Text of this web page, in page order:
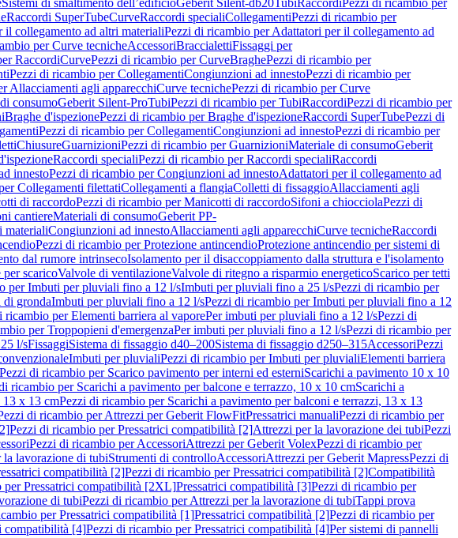
Sistemi di smaltimento dell’edificioGeberit Silent-db20TubiRaccordiPezzi di ricambio per
Raccordi SuperTubeCurveRaccordi specialiCollegamentiPezzi di ricambio per
il collegamento ad altri materialiPezzi di ricambio per Adattatori per il collegamento ad
per Curve tecnicheAccessoriBraccialettiFissaggi per
RaccordiCurvePezzi di ricambio per CurveBraghePezzi di ricambio per
Pezzi di ricambio per CollegamentiCongiunzioni ad innestoPezzi di ricambio per
Allacciamenti agli apparecchiCurve tecnichePezzi di ricambio per Curve
consumoGeberit Silent-ProTubiPezzi di ricambio per TubiRaccordiPezzi di ricambio per
Braghe d'ispezionePezzi di ricambio per Braghe d'ispezioneRaccordi SuperTubePezzi di
Pezzi di ricambio per CollegamentiCongiunzioni ad innestoPezzi di ricambio per
ChiusureGuarnizioniPezzi di ricambio per GuarnizioniMateriale di consumoGeberit
Raccordi specialiPezzi di ricambio per Raccordi specialiRaccordi
innestoPezzi di ricambio per Congiunzioni ad innestoAdattatori per il collegamento ad
Collegamenti filettatiCollegamenti a flangiaColletti di fissaggioAllacciamenti agli
di raccordoPezzi di ricambio per Manicotti di raccordoSifoni a chiocciolaPezzi di
cantiereMateriali di consumoGeberit PP-
materialiCongiunzioni ad innestoAllacciamenti agli apparecchiCurve tecnicheRaccordi
Pezzi di ricambio per Protezione antincendioProtezione antincendio per sistemi di
dal rumore intrinsecoIsolamento per il disaccoppiamento dalla struttura e l'isolamento
scaricoValvole di ventilazioneValvole di ritegno a risparmio energeticoScarico per tetti
per Imbuti per pluviali fino a 12 l/sImbuti per pluviali fino a 25 l/sPezzi di ricambio per
grondaImbuti per pluviali fino a 12 l/sPezzi di ricambio per Imbuti per pluviali fino a 12
ricambio per Elementi barriera al vaporePer imbuti per pluviali fino a 12 l/sPezzi di
per Troppopieni d'emergenzaPer imbuti per pluviali fino a 12 l/sPezzi di ricambio per
l/sFissaggiSistema di fissaggio d40–200Sistema di fissaggio d250–315AccessoriPezzi
Imbuti per pluvialiPezzi di ricambio per Imbuti per pluvialiElementi barriera
Pezzi di ricambio per Scarico pavimento per interni ed esterniScarichi a pavimento 10 x 10
ricambio per Scarichi a pavimento per balcone e terrazzo, 10 x 10 cmScarichi a
13 x 13 cmPezzi di ricambio per Scarichi a pavimento per balconi e terrazzi, 13 x 13
di ricambio per Attrezzi per Geberit FlowFitPressatrici manualiPezzi di ricambio per
Pezzi di ricambio per Pressatrici compatibilità [2]Attrezzi per la lavorazione dei tubiPezzi
Pezzi di ricambio per AccessoriAttrezzi per Geberit VolexPezzi di ricambio per
lavorazione di tubiStrumenti di controlloAccessoriAttrezzi per Geberit MapressPezzi di
compatibilità [2]Pezzi di ricambio per Pressatrici compatibilità [2]Compatibilità
per Pressatrici compatibilità [2XL]Pressatrici compatibilità [3]Pezzi di ricambio per
di tubiPezzi di ricambio per Attrezzi per la lavorazione di tubiTappi prova
per Pressatrici compatibilità [1]Pressatrici compatibilità [2]Pezzi di ricambio per
compatibilità [4]Pezzi di ricambio per Pressatrici compatibilità [4]Per sistemi di pannelli